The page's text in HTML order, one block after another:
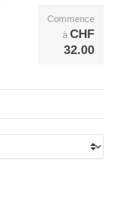
Commence
à CHF
32.00